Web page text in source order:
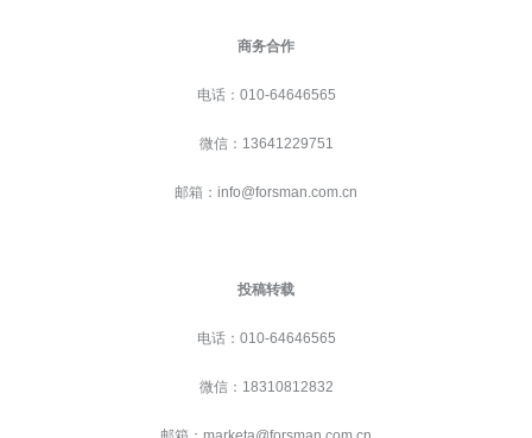
商务合作
电话：010-64646565
微信：13641229751
邮箱：info@forsman.com.cn
投稿转载
电话：010-64646565
微信：18310812832